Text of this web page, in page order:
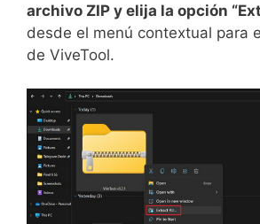
archivo ZIP y elija la opción
desde el menú contextual para
de ViveTool.